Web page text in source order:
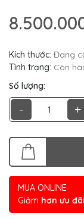
Kích thước: Đang
Tình trạng: Còn
Số lượng:
- +
MUA ONLINE
Giảm hơn ưu đãi